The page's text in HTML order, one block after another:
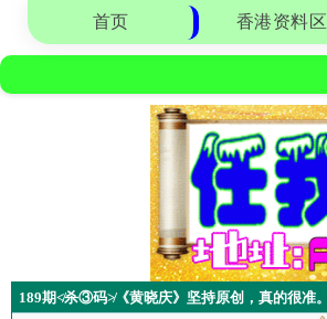
首页 香港资料区
189期≮杀③码≯《黄晓庆》坚持原创，真的很准。